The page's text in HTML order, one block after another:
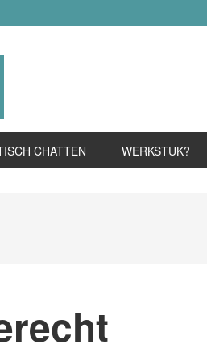
CHATTEN WERKSTUK?